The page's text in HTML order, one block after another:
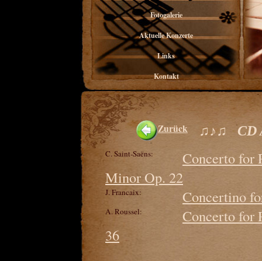
Fotogalerie
Aktuelle Konzerte
Links
Kontakt
Zurück ♫♪♫ CD
C. Saint-Saëns:
Concerto for
Minor Op. 22
J. Francaix: Concertino
A. Roussel:
Concerto for
36